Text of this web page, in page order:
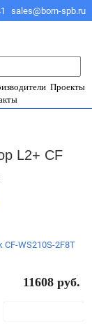
sales@born-spb.ru
Проекты
L2+ CF
11608 руб.